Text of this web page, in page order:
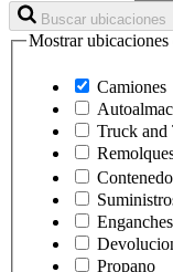
Buscar ubicaciones
Mostrar ubicaciones
Camiones
Truck and
Enganches
Propano